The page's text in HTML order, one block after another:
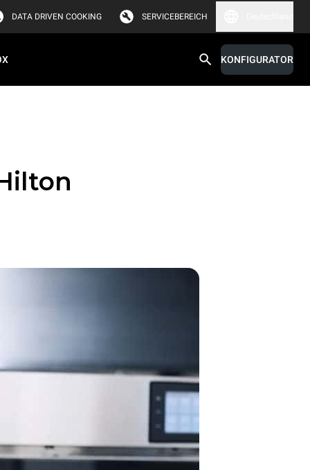
DATA DRIVEN COOKING SERVICEBEREICH
KONFIGURATOR